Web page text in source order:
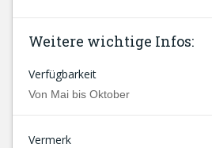
Weitere wichtige Infos:
Verfügbarkeit
Von Mai bis Oktober
Vermerk